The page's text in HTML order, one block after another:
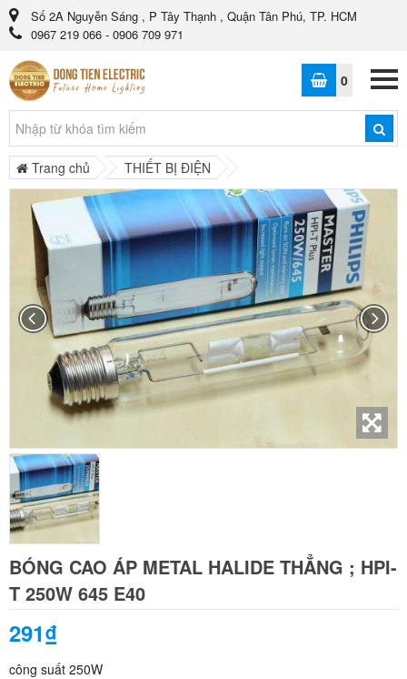
Số 2A Nguyễn Sáng , P Tây Thạnh , Quận Tân Phú, TP. HCM
0967 219 066 - 0906 709 971
0
Trang chủ THIẾT BỊ ĐIỆN
BÓNG CAO ÁP METAL HALIDE THẲNG ; HPI-
T 250W 645 E40
291₫
công suất 250W